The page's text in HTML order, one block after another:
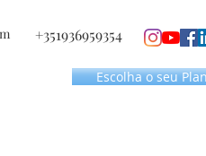
+351936959354
Escolha o seu